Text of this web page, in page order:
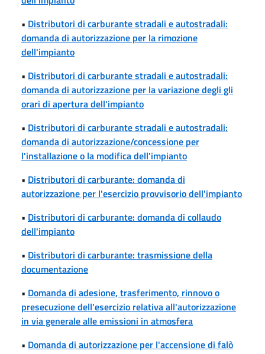
• Distributori di carburante stradali e autostradali:
domanda di autorizzazione per la rimozione
dell'impianto
• Distributori di carburante stradali e autostradali:
domanda di autorizzazione per la variazione degli gli
orari di apertura dell'impianto
• Distributori di carburante stradali e autostradali:
domanda di autorizzazione/concessione per
l'installazione o la modifica dell'impianto
• Distributori di carburante: domanda di
autorizzazione per l'esercizio provvisorio dell'impianto
• Distributori di carburante: domanda di collaudo
dell'impianto
• Distributori di carburante: trasmissione della
documentazione
• Domanda di adesione, trasferimento, rinnovo o
presecuzione dell'esercizio relativa all'autorizzazione
in via generale alle emissioni in atmosfera
• Domanda di autorizzazione per l'accensione di falò